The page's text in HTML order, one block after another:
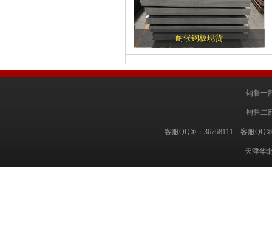
耐候钢板现货
销售一
销售二
客服QQ①：36768111 客服
天津华